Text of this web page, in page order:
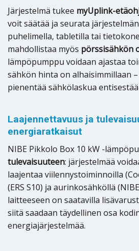
Järjestelmä tukee myUplink-
voit säätää ja seurata
puhelimella, tabletilla tai
mahdollistaa myös pörssisähkön
lämpöpumppu voidaan ajastaa
sähkön hinta on alhaisimmillaan
pienentää sähkölaskua
Laajennettavuus ja
energiaratkaisut
NIBE Pikkolo Box 10 kW -
tulevaisuuteen: järjestelmää
laajentaa viilennystoiminnoilla
(ERS S10) ja aurinkosähköllä
laitteeseen on saatavilla
siitä saadaan täydellinen osa
energiajärjestelmää.